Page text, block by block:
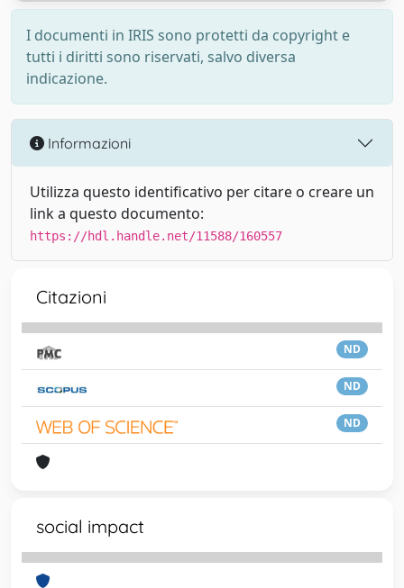
I documenti in IRIS sono protetti da copyright e
tutti i diritti sono riservati, salvo diversa
indicazione.
Informazioni
Utilizza questo identificativo per citare o creare un
link a questo documento:
https://hdl.handle.net/11588/160557
Citazioni
ND
ND
ND
social impact